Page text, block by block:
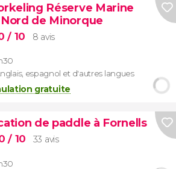
Réserve Marine
de Minorque
/ 10 8 avis
espagnol et d'autres langues
gratuite
de paddle à Fornells
/ 10 33 avis